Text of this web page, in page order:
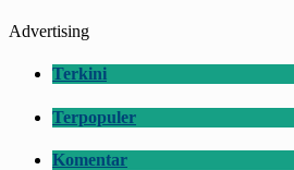
Advertising
Terkini
Terpopuler
Komentar